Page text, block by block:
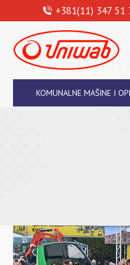
+381(11) 347
KOMUNALNE MAŠINE I